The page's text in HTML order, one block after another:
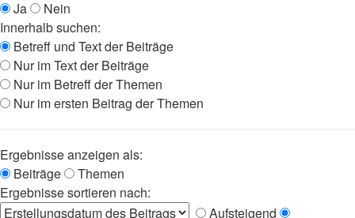
Ja
Nein
Innerhalb suchen:
Betreff und Text der Beiträge
Nur im Text der Beiträge
Nur im Betreff der Themen
Nur im ersten Beitrag der Themen
Ergebnisse anzeigen als:
Beiträge
Themen
Ergebnisse sortieren nach:
Aufsteigend